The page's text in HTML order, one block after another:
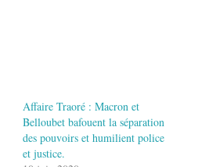
Affaire Traoré : Macron et
Belloubet bafouent la séparation
des pouvoirs et humilient police
et justice.